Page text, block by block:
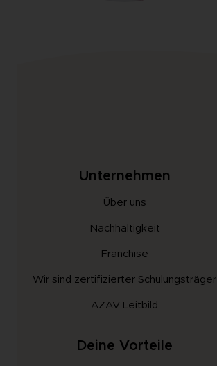
Unternehmen
Über uns
Nachhaltigkeit
Franchise
Wir sind zertifizierter Schulungsträger
AZAV Leitbild
Deine Vorteile